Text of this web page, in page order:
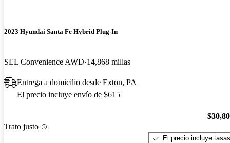
2023 Hyundai Santa Fe Hybrid Plug-In
SEL Convenience AWD 14,868 millas
Entrega a domicilio desde Exton, PA
El precio incluye envío de $615
Trato justo
El precio incluye tasas